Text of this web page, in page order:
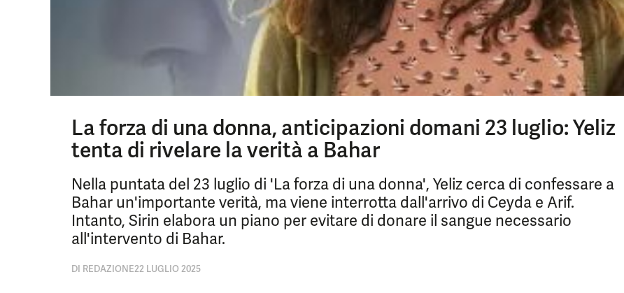
La forza di una donna, anticipazioni domani 23 luglio: Yeliz
tenta di rivelare la verità a Bahar
Nella puntata del 23 luglio di 'La forza di una donna', Yeliz cerca di confessare a
Bahar un'importante verità, ma viene interrotta dall'arrivo di Ceyda e Arif.
Intanto, Sirin elabora un piano per evitare di donare il sangue necessario
all'intervento di Bahar.
DI REDAZIONE22 LUGLIO 2025